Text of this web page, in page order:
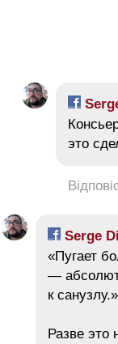
это
Serge
«Пугает
—
к санузлу.»
Разве это